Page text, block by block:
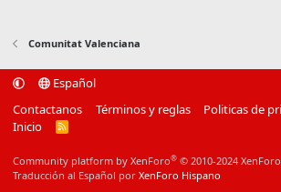
Comunitat Valenciana
Español
Contactanos
Términos y reglas Politicas de
Inicio
R
Community platform by XenForo® © 2010-2024
Traducción al Español por XenForo Hispano